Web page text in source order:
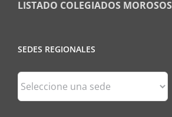
LISTADO COLEGIADOS MOROSOS
SEDES REGIONALES
Sedes
Regionales